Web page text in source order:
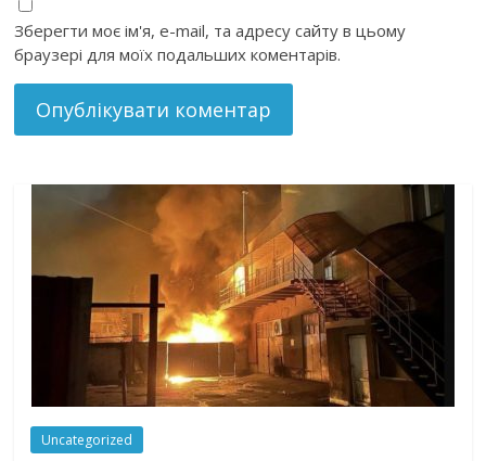
Зберегти моє ім'я, e-mail, та адресу сайту в цьому
браузері для моїх подальших коментарів.
Uncategorized